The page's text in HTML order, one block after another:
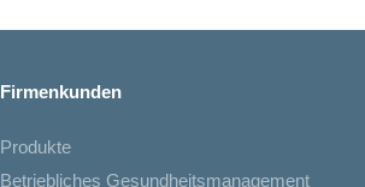
Firmenkunden
Produkte
Betriebliches Gesundheitsmanagement